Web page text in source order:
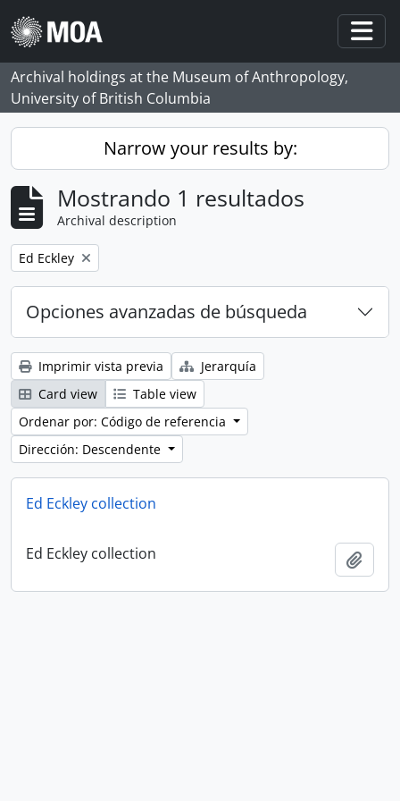
Skip to main content
Archival holdings at the Museum of Anthropology,
University of British Columbia
Narrow your results by:
Mostrando 1 resultados
Archival description
Remove filter:
Ed Eckley
Opciones avanzadas de búsqueda
Imprimir vista previa
Jerarquía
Card view
Table view
Ordenar por: Código de referencia
Dirección: Descendente
Ed Eckley collection
Ed Eckley collection